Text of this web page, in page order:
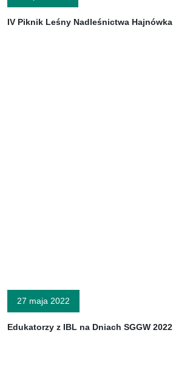
IV Piknik Leśny Nadleśnictwa Hajnówka
27 maja 2022
Edukatorzy z IBL na Dniach SGGW 2022